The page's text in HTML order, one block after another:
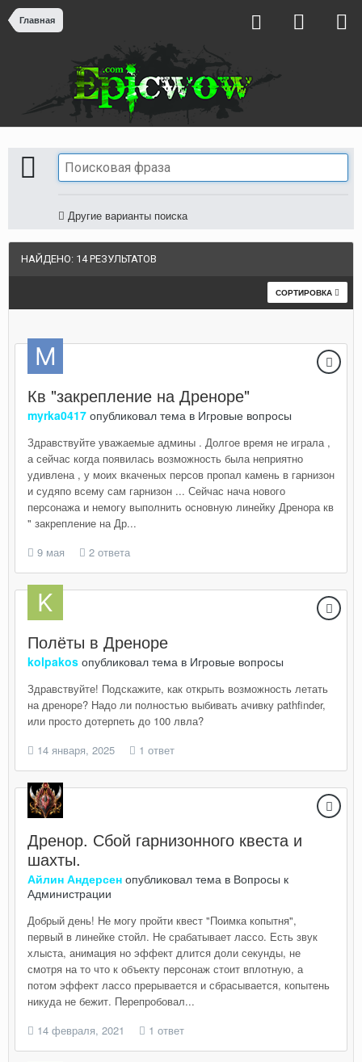
Главная
Другие варианты поиска
НАЙДЕНО: 14 РЕЗУЛЬТАТОВ
СОРТИРОВКА
Кв "закрепление на Дреноре"
myrka0417 опубликовал тема в Игровые вопросы
Здравствуйте уважаемые админы . Долгое время не играла ,
а сейчас когда появилась возможность была неприятно
удивлена , у моих вкаченых персов пропал камень в гарнизон
и судяпо всему сам гарнизон ... Сейчас нача нового
персонажа и немогу выполнить основную линейку Дренора кв
" закрепление на Др...
9 мая
2 ответа
Полёты в Дреноре
kolpakos опубликовал тема в Игровые вопросы
Здравствуйте! Подскажите, как открыть возможность летать
на дреноре? Надо ли полностью выбивать ачивку pathfinder,
или просто дотерпеть до 100 лвла?
14 января, 2025
1 ответ
Дренор. Сбой гарнизонного квеста и
шахты.
Айлин Андерсен опубликовал тема в Вопросы к
Администрации
Добрый день! Не могу пройти квест "Поимка копытня",
первый в линейке стойл. Не срабатывает лассо. Есть звук
хлыста, анимация но эффект длится доли секунды, не
смотря на то что к объекту персонаж стоит вплотную, а
потом эффект лассо прерывается и сбрасывается, копытень
никуда не бежит. Перепробовал...
14 февраля, 2021
1 ответ